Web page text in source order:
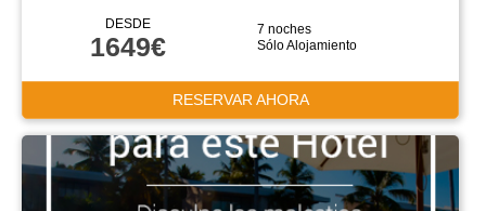
DESDE
1649€
7 noches
Sólo Alojamiento
RESERVAR AHORA